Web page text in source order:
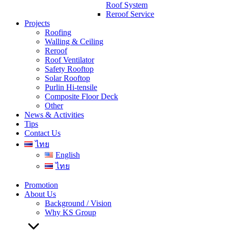
Roof System
Reroof Service
Projects
Roofing
Walling & Ceiling
Reroof
Roof Ventilator
Safety Rooftop
Solar Rooftop
Purlin Hi-tensile
Composite Floor Deck
Other
News & Activities
Tips
Contact Us
ไทย
English
ไทย
Promotion
About Us
Background / Vision
Why KS Group